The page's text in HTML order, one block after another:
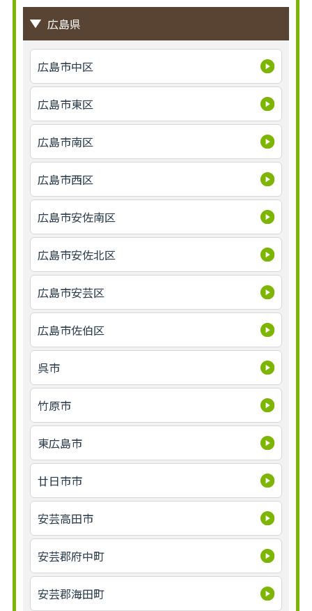
広島県
広島市中区
広島市東区
広島市南区
広島市西区
広島市安佐南区
広島市安佐北区
広島市安芸区
広島市佐伯区
呉市
竹原市
東広島市
廿日市市
安芸高田市
安芸郡府中町
安芸郡海田町